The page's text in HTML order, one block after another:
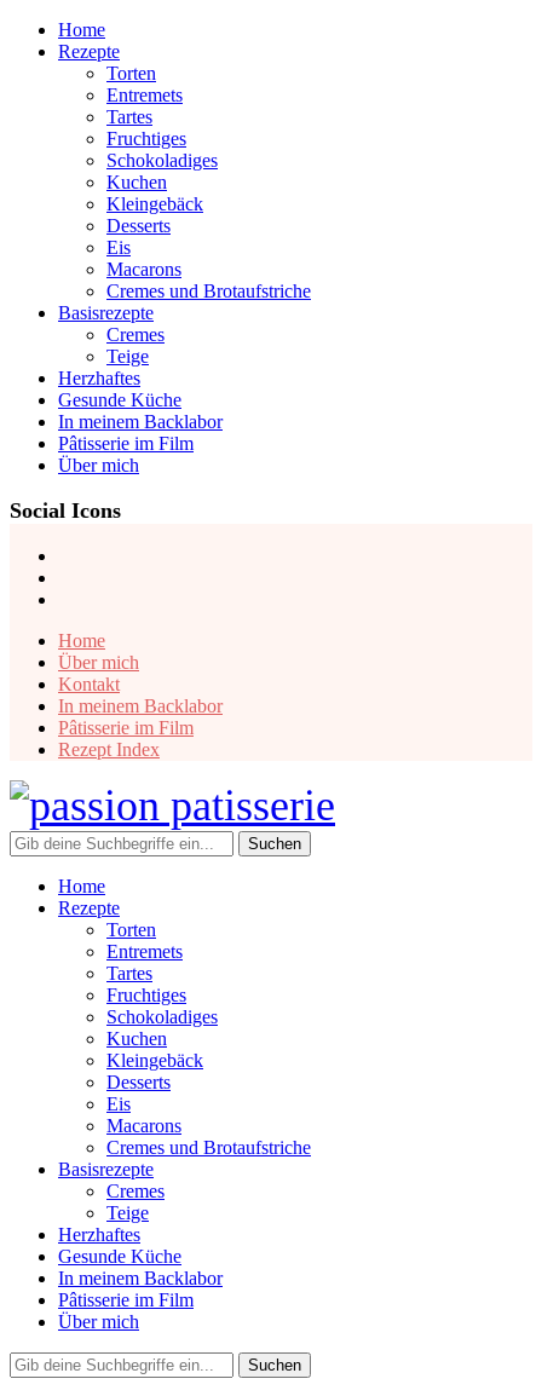
Home
Rezepte
Torten
Entremets
Tartes
Fruchtiges
Schokoladiges
Kuchen
Kleingebäck
Desserts
Eis
Macarons
Cremes und Brotaufstriche
Basisrezepte
Cremes
Teige
Herzhaftes
Gesunde Küche
In meinem Backlabor
Pâtisserie im Film
Über mich
Social Icons
Home
Über mich
Kontakt
In meinem Backlabor
Pâtisserie im Film
Rezept Index
Home
Rezepte
Torten
Entremets
Tartes
Fruchtiges
Schokoladiges
Kuchen
Kleingebäck
Desserts
Eis
Macarons
Cremes und Brotaufstriche
Basisrezepte
Cremes
Teige
Herzhaftes
Gesunde Küche
In meinem Backlabor
Pâtisserie im Film
Über mich